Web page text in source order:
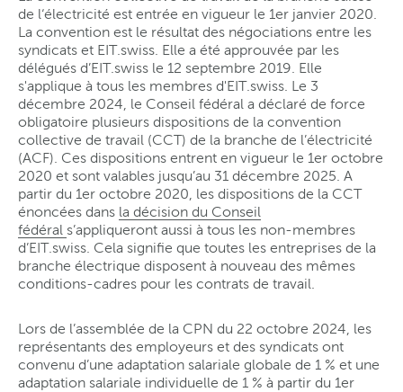
de l‘électricité est entrée en vigueur le 1er janvier 2020.
La convention est le résultat des négociations entre les
syndicats et EIT.swiss. Elle a été approuvée par les
délégués d’EIT.swiss le 12 septembre 2019. Elle
s'applique à tous les membres d'EIT.swiss. Le 3
décembre 2024, le Conseil fédéral a déclaré de force
obligatoire plusieurs dispositions de la convention
collective de travail (CCT) de la branche de l’électricité
(ACF). Ces dispositions entrent en vigueur le 1er octobre
2020 et sont valables jusqu’au 31 décembre 2025. A
partir du 1er octobre 2020, les dispositions de la CCT
énoncées dans la décision du Conseil
fédéral s’appliqueront aussi à tous les non-membres
d’EIT.swiss. Cela signifie que toutes les entreprises de la
branche électrique disposent à nouveau des mêmes
conditions-cadres pour les contrats de travail.
Lors de l’assemblée de la CPN du 22 octobre 2024, les
représentants des employeurs et des syndicats ont
convenu d’une adaptation salariale globale de 1 % et une
adaptation salariale individuelle de 1 % à partir du 1er